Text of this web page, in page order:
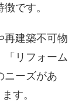
です。
再建築不可物
「リフォーム
ニーズがあ
す。